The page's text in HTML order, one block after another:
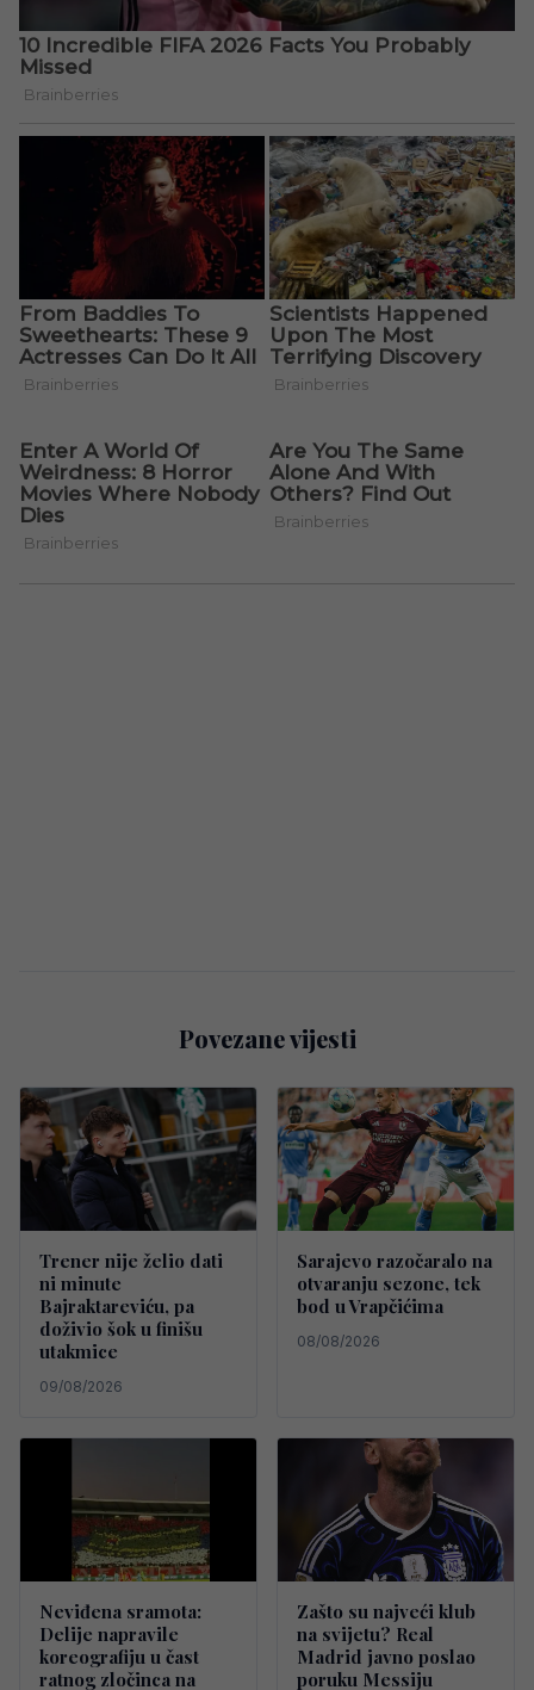
Povezane vijesti
Trener nije želio dati
ni minute
Bajraktareviću, pa
doživio šok u finišu
utakmice
09/08/2026
Sarajevo razočaralo na
otvaranju sezone, tek
bod u Vrapčićima
08/08/2026
Neviđena sramota:
Delije napravile
koreografiju u čast
ratnog zločinca na
Zašto su najveći klub
na svijetu? Real
Madrid javno poslao
poruku Messiju